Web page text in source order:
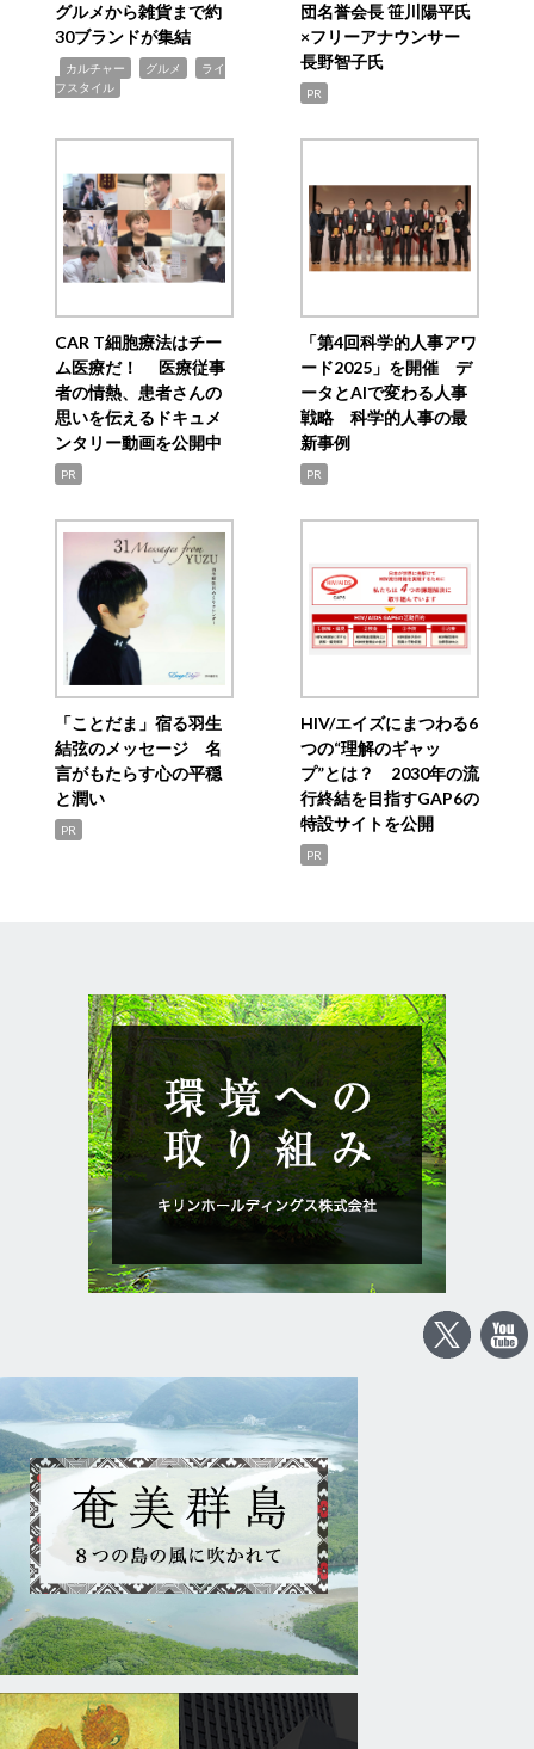
グルメから雑貨まで約
30ブランドが集結
カルチャー グルメ
ライ
フスタイル
団名誉会長 笹川陽平氏
×フリーアナウンサー
長野智子氏
PR
CAR T細胞療法はチー
ム医療だ！ 医療従事
者の情熱、患者さんの
思いを伝えるドキュメ
ンタリー動画を公開中
PR
「第4回科学的人事アワ
ード2025」を開催 デ
ータとAIで変わる人事
戦略 科学的人事の最
新事例
PR
「ことだま」宿る羽生
結弦のメッセージ 名
言がもたらす心の平穏
と潤い
PR
HIV/エイズにまつわる6
つの“理解のギャッ
プ”とは？ 2030年の流
行終結を目指すGAP6の
特設サイトを公開
PR